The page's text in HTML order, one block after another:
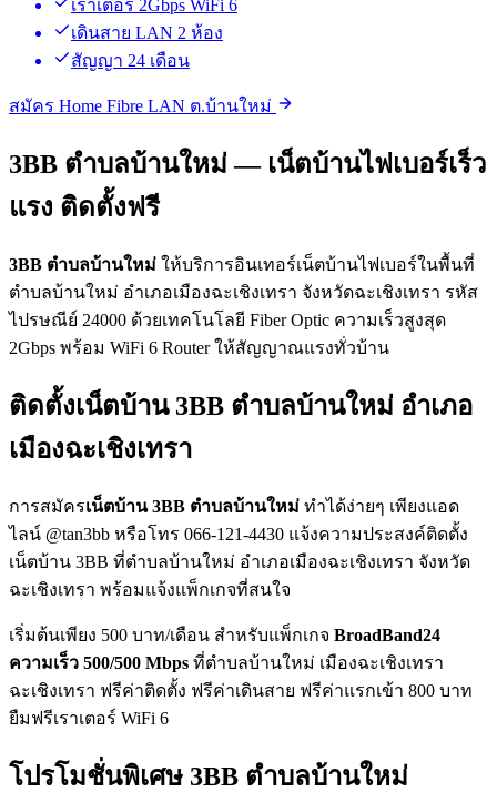
เราเตอร์ 2Gbps WiFi 6
เดินสาย LAN 2 ห้อง
สัญญา 24 เดือน
สมัคร Home Fibre LAN ต.บ้านใหม่
3BB ตำบลบ้านใหม่ — เน็ตบ้านไฟเบอร์เร็ว
แรง ติดตั้งฟรี
3BB ตำบลบ้านใหม่ ให้บริการอินเทอร์เน็ตบ้านไฟเบอร์ในพื้นที่
ตำบลบ้านใหม่ อำเภอเมืองฉะเชิงเทรา จังหวัดฉะเชิงเทรา รหัส
ไปรษณีย์ 24000 ด้วยเทคโนโลยี Fiber Optic ความเร็วสูงสุด
2Gbps พร้อม WiFi 6 Router ให้สัญญาณแรงทั่วบ้าน
ติดตั้งเน็ตบ้าน 3BB ตำบลบ้านใหม่ อำเภอ
เมืองฉะเชิงเทรา
การสมัครเน็ตบ้าน 3BB ตำบลบ้านใหม่ ทำได้ง่ายๆ เพียงแอด
ไลน์ @tan3bb หรือโทร 066-121-4430 แจ้งความประสงค์ติดตั้ง
เน็ตบ้าน 3BB ที่ตำบลบ้านใหม่ อำเภอเมืองฉะเชิงเทรา จังหวัด
ฉะเชิงเทรา พร้อมแจ้งแพ็กเกจที่สนใจ
เริ่มต้นเพียง 500 บาท/เดือน สำหรับแพ็กเกจ BroadBand24
ความเร็ว 500/500 Mbps ที่ตำบลบ้านใหม่ เมืองฉะเชิงเทรา
ฉะเชิงเทรา ฟรีค่าติดตั้ง ฟรีค่าเดินสาย ฟรีค่าแรกเข้า 800 บาท
ยืมฟรีเราเตอร์ WiFi 6
โปรโมชั่นพิเศษ 3BB ตำบลบ้านใหม่